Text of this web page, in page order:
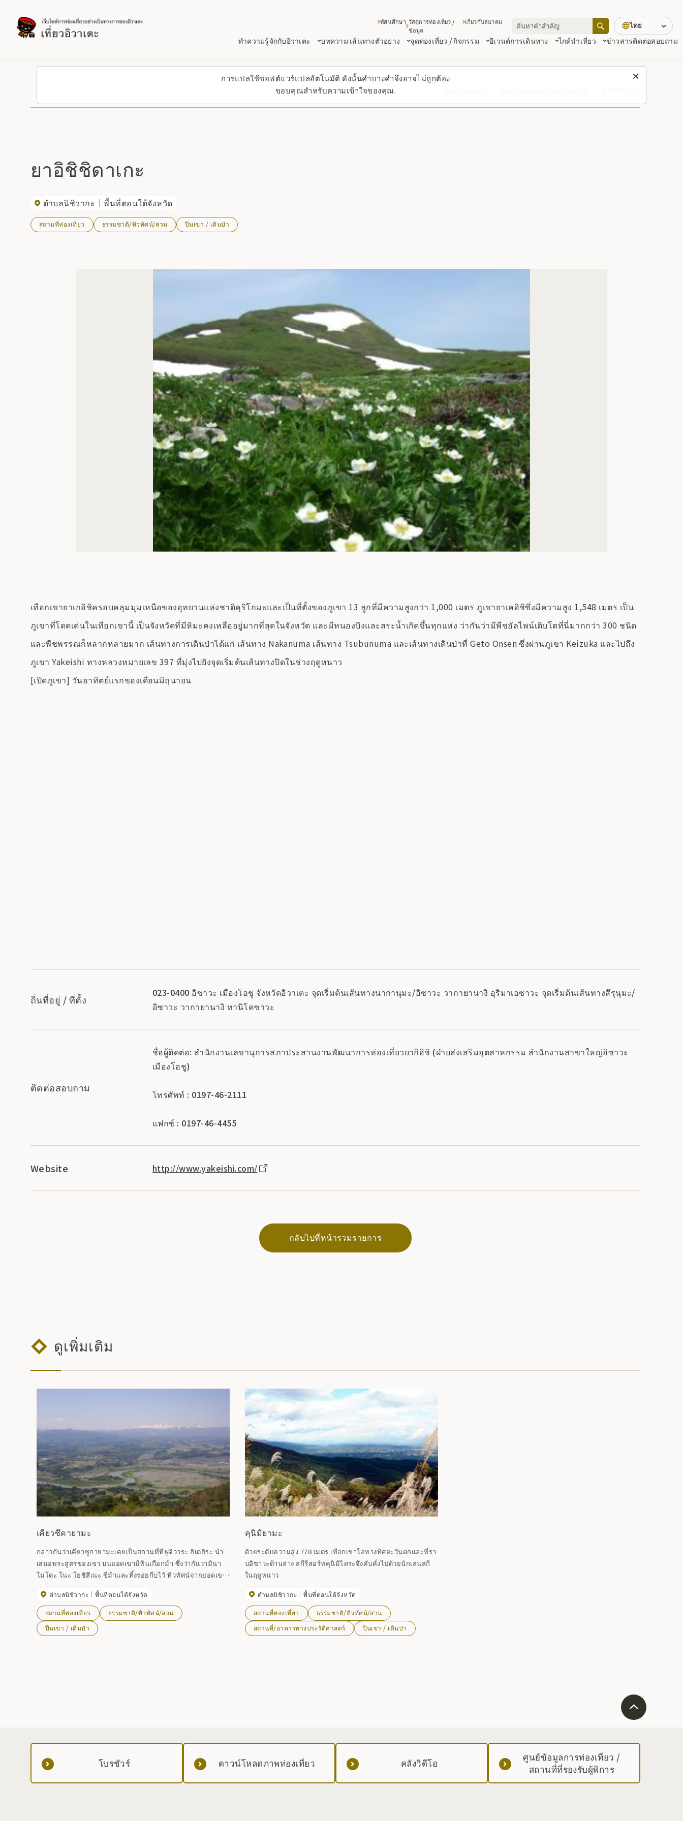
การแปลใช้ซอฟต์แวร์แปลอัตโนมัติ ดังนั้นคำบางคำจึงอาจไม่ถูกต้อง
ขอบคุณสำหรับความเข้าใจของคุณ.
ทำความรู้จักกับอิวาเตะ บทความ เส้นทางตัวอย่าง จุดท่องเที่ยว / กิจกรรม อีเวนต์การเดินทาง ไกด์นำเที่ยว ข่าวสารติดต่อสอบถาม
ทัศนศึกษา วัสดุการท่องเที่ยว /
ข้อมูล
เกี่ยวกับสมาคม ไทย
ยาอิชิชิดาเกะ
ตำบลนิชิวากะ พื้นที่ตอนใต้จังหวัด
สถานที่ท่องเที่ยว ธรรมชาติ/ทิวทัศน์/สวน ปีนเขา / เดินป่า
เทือกเขายาเกอิชิครอบคลุมมุมเหนือของอุทยานแห่งชาติคุริโกมะและเป็นที่ตั้งของภูเขา 13 ลูกที่มีความสูงกว่า 1,000 เมตร ภูเขายาเคอิชิซึ่งมีความสูง 1,548 เมตร เป็น
ภูเขาที่โดดเด่นในเทือกเขานี้ เป็นจังหวัดที่มีหิมะคงเหลืออยู่มากที่สุดในจังหวัด และมีหนองบึงและสระน้ำเกิดขึ้นทุกแห่ง ว่ากันว่ามีพืชอัลไพน์เติบโตที่นี่มากกว่า 300 ชนิด
และพืชพรรณก็หลากหลายมาก เส้นทางการเดินป่าได้แก่ เส้นทาง Nakanuma เส้นทาง Tsubunuma และเส้นทางเดินป่าที่ Geto Onsen ซึ่งผ่านภูเขา Keizuka และไปถึง
ภูเขา Yakeishi ทางหลวงหมายเลข 397 ที่มุ่งไปยังจุดเริ่มต้นเส้นทางปิดในช่วงฤดูหนาว
[เปิดภูเขา] วันอาทิตย์แรกของเดือนมิถุนายน
ถิ่นที่อยู่ / ที่ตั้ง
023-0400 อิซาวะ เมืองโอชู จังหวัดอิวาเตะ จุดเริ่มต้นเส้นทางนากานุมะ/อิซาวะ วากายานางิ อุริมาเอซาวะ จุดเริ่มต้นเส้นทางสึรุนุมะ/
อิซาวะ วากายานางิ ทานิโคซาวะ
ติดต่อสอบถาม
ชื่อผู้ติดต่อ: สำนักงานเลขานุการสภาประสานงานพัฒนาการท่องเที่ยวยากิอิชิ (ฝ่ายส่งเสริมอุตสาหกรรม สำนักงานสาขาใหญ่อิซาวะ
เมืองโอชู)
โทรศัพท์ : 0197-46-2111
แฟกซ์ : 0197-46-4455
Website http://www.yakeishi.com/
กลับไปที่หน้ารวมรายการ
ดูเพิ่มเติม
เคียวซึคายามะ
กล่าวกันว่าเคียวซูกายามะเคยเป็นสถานที่ที่ฟูจิวาระ ฮิเดฮิระ นำ
เสนอพระสูตรของเขา บนยอดเขามีหินเกือกม้า ซึ่งว่ากันว่ามินา
โมโตะ โนะ โยชิสึเนะ ขี่ม้าและทิ้งรอยกีบไว้ ทิวทัศน์จากยอดเขา
ไกลๆ และพัดตะกอนอิซาวะที่แผ่ขยายออกไปจากที่นั่น หมู่บ้าน
เงียบสงบและพื้นที่เกษตรกรรมกระจายอยู่ทั่วทั้งพื้นที่ แม่น้ำคิตา
กามิไหลคดเคี้ยวอย่างช้า ๆ ไปตามเชิงเขา สื่อถึงการเปลี่ยนแปลง
ฤดูกาลของมิจิโนกุให้เราทราบอย่างเงียบ ๆ ดอกกุหลาบพันปีจะ
ตำบลนิชิวากะ พื้นที่ตอนใต้จังหวัด
สถานที่ท่องเที่ยว
ธรรมชาติ/ทิวทัศน์/สวน
ปีนเขา / เดินป่า
คุนิมิยามะ
ด้วยระดับความสูง 778 เมตร เทือกเขาโอทางทิศตะวันตกและที่รา
บอิซาวะด้านล่าง สกีรีสอร์ทคุนิมิไดระจึงคับคั่งไปด้วยนักเล่นสกี
ในฤดูหนาว
ตำบลนิชิวากะ พื้นที่ตอนใต้จังหวัด
สถานที่ท่องเที่ยว
ธรรมชาติ/ทิวทัศน์/สวน
สถานที่/อาคารทางประวัติศาสตร์
ปีนเขา / เดินป่า
โบรชัวร์ ดาวน์โหลดภาพท่องเที่ยว คลังวิดีโอ
ศูนย์ข้อมูลการท่องเที่ยว /
สถานที่ที่รองรับผู้พิการ